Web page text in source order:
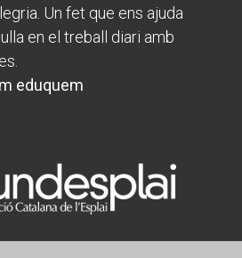
Un fet que ens ajuda
en el treball diari amb
eduquem